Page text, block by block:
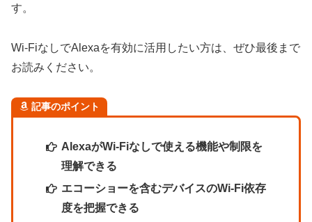
す。
Wi-FiなしでAlexaを有効に活用したい方は、ぜひ最後まで
お読みください。
記事のポイント
AlexaがWi-Fiなしで使える機能や制限を
理解できる
エコーショーを含むデバイスのWi-Fi依存
度を把握できる